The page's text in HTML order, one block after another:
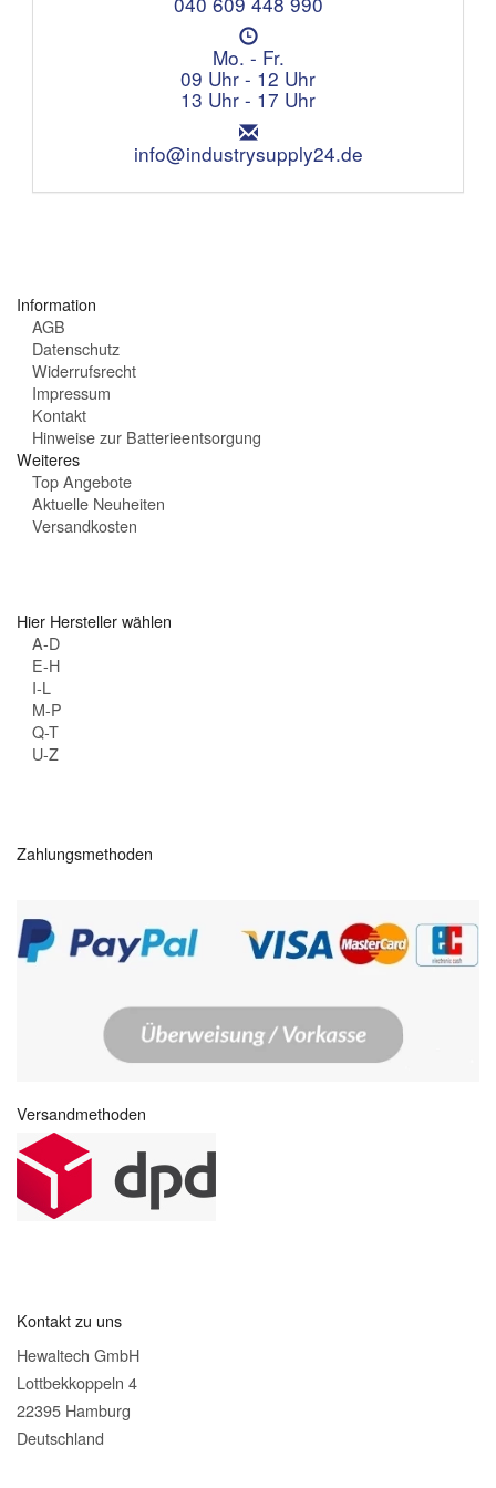
e
o
n
:
Ö
f
n
u
n
g
Mo. - Fr.
09 Uhr - 12 Uhr
13 Uhr - 17 Uhr
E
m
i
info@industrysupply24.de
Information
AGB
Datenschutz
Widerrufsrecht
Impressum
Kontakt
Hinweise zur Batterieentsorgung
Weiteres
Top Angebote
Aktuelle Neuheiten
Versandkosten
Hier Hersteller wählen
A-D
E-H
I-L
M-P
Q-T
U-Z
Zahlungsmethoden
Versandmethoden
Kontakt zu uns
Hewaltech GmbH
Lottbekkoppeln 4
22395 Hamburg
Deutschland